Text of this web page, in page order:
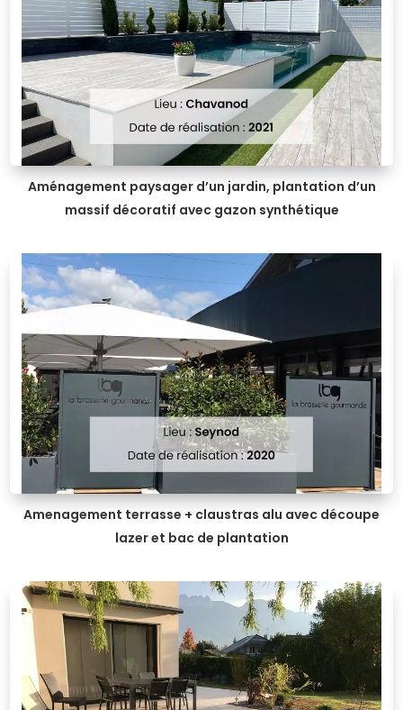
Aménagement paysager d’un jardin, plantation d’un
massif décoratif avec gazon synthétique
Amenagement terrasse + claustras alu avec découpe
lazer et bac de plantation